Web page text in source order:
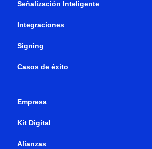
Señalización Inteligente
Integraciones
Signing
Casos de éxito
Empresa
Kit Digital
Alianzas